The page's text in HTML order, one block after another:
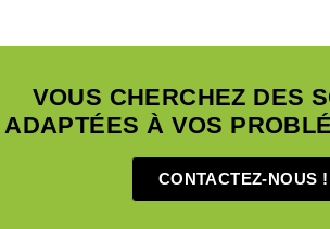
VOUS CHERCHEZ DES
ADAPTÉES À VOS
CONTACTEZ-NOUS !